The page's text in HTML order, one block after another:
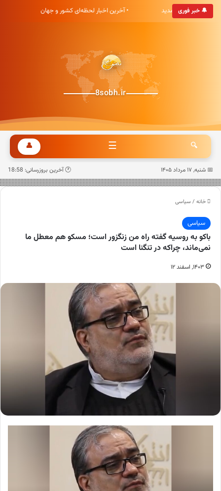
🔔 خبر فوری
هشت صبح خوش آمدید • آخرین اخبار لحظه‌ای کشور و جهان
8sobh.ir
🔍
☰
👤
📅 شنبه, ۱۷ مرداد ۱۴۰۵ 🕐 آخرین بروزرسانی: 18:58
خانه / سیاسی
سیاسی
باکو به روسیه گفته راه من زنگزور است؛ مسکو هم معطل ما
نمی‌ماند، چراکه در تنگنا است
۱۴۰۳, اسفند ۱۲